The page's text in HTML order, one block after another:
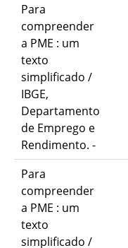
Para
compreender
a PME : um
texto
simplificado /
IBGE,
Departamento
de Emprego e
Rendimento. -
Para
compreender
a PME : um
texto
simplificado /